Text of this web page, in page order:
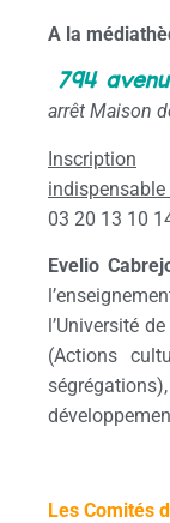
A la
794
arrêt Maison
Inscription
indispensable
03 20 13 10
Evelio
l’Université
(Actions
Les Comités